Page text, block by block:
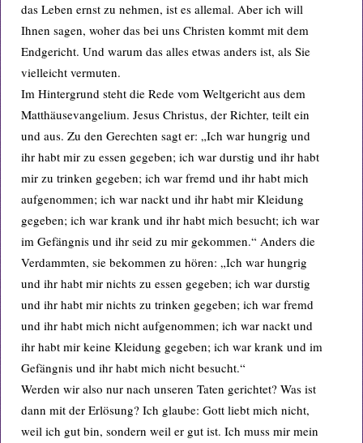
das Leben ernst zu nehmen, ist es allemal. Aber ich will
Ihnen sagen, woher das bei uns Christen kommt mit dem
Endgericht. Und warum das alles etwas anders ist, als Sie
vielleicht vermuten.
Im Hintergrund steht die Rede vom Weltgericht aus dem
Matthäusevangelium. Jesus Christus, der Richter, teilt ein
und aus. Zu den Gerechten sagt er: „Ich war hungrig und
ihr habt mir zu essen gegeben; ich war durstig und ihr habt
mir zu trinken gegeben; ich war fremd und ihr habt mich
aufgenommen; ich war nackt und ihr habt mir Kleidung
gegeben; ich war krank und ihr habt mich besucht; ich war
im Gefängnis und ihr seid zu mir gekommen.“ Anders die
Verdammten, sie bekommen zu hören: „Ich war hungrig
und ihr habt mir nichts zu essen gegeben; ich war durstig
und ihr habt mir nichts zu trinken gegeben; ich war fremd
und ihr habt mich nicht aufgenommen; ich war nackt und
ihr habt mir keine Kleidung gegeben; ich war krank und im
Gefängnis und ihr habt mich nicht besucht.“
Werden wir also nur nach unseren Taten gerichtet? Was ist
dann mit der Erlösung? Ich glaube: Gott liebt mich nicht,
weil ich gut bin, sondern weil er gut ist. Ich muss mir mein